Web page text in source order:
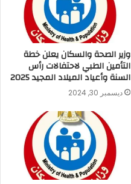
وزير الصحة والسكان يعلن خطة
التأمين الطبي لاحتفالات رأس
السنة وأعياد الميلاد المجيد 2025
ديسمبر 30, 2024